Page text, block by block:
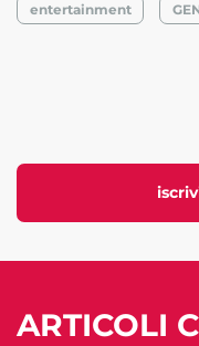
entertainment
ARTICOLI